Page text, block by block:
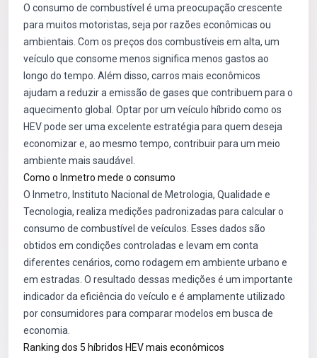
O consumo de combustível é uma preocupação crescente
para muitos motoristas, seja por razões econômicas ou
ambientais. Com os preços dos combustíveis em alta, um
veículo que consome menos significa menos gastos ao
longo do tempo. Além disso, carros mais econômicos
ajudam a reduzir a emissão de gases que contribuem para o
aquecimento global. Optar por um veículo híbrido como os
HEV pode ser uma excelente estratégia para quem deseja
economizar e, ao mesmo tempo, contribuir para um meio
ambiente mais saudável.
Como o Inmetro mede o consumo
O Inmetro, Instituto Nacional de Metrologia, Qualidade e
Tecnologia, realiza medições padronizadas para calcular o
consumo de combustível de veículos. Esses dados são
obtidos em condições controladas e levam em conta
diferentes cenários, como rodagem em ambiente urbano e
em estradas. O resultado dessas medições é um importante
indicador da eficiência do veículo e é amplamente utilizado
por consumidores para comparar modelos em busca de
economia.
Ranking dos 5 híbridos HEV mais econômicos